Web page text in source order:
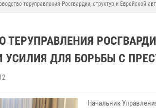
теруправления Росгвардии, структур и Еврейской
ТЕРУПРАВЛЕНИЯ
УСИЛИЯ ДЛЯ БОРЬБЫ С
Начальник